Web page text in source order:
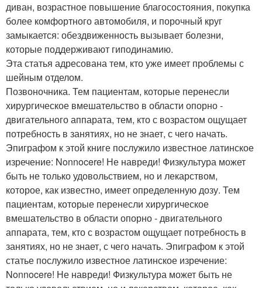
диван, возрастное повышение благосостояния, покупка
более комфортного автомобиля, и порочный круг
замыкается: обездвиженность вызывает болезни,
которые поддерживают гиподинамию.
Эта статья адресована тем, кто уже имеет проблемы с
шейным отделом.
Позвоночника. Тем пациентам, которые перенесли
хирургическое вмешательство в области опорно -
двигательного аппарата, тем, кто с возрастом ощущает
потребность в занятиях, но не знает, с чего начать.
Эпиграфом к этой книге послужило известное латинское
изречение: Nonnocere! Не навреди! Физкультура может
быть не только удовольствием, но и лекарством,
которое, как известно, имеет определенную дозу. Тем
пациентам, которые перенесли хирургическое
вмешательство в области опорно - двигательного
аппарата, тем, кто с возрастом ощущает потребность в
занятиях, но не знает, с чего начать. Эпиграфом к этой
статье послужило известное латинское изречение:
Nonnocere! Не навреди! Физкультура может быть не